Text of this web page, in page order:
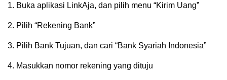
1. Buka aplikasi LinkAja, dan pilih menu “Kirim Uang”
2. Pilih “Rekening Bank”
3. Pilih Bank Tujuan, dan cari “Bank Syariah Indonesia”
4. Masukkan nomor rekening yang dituju